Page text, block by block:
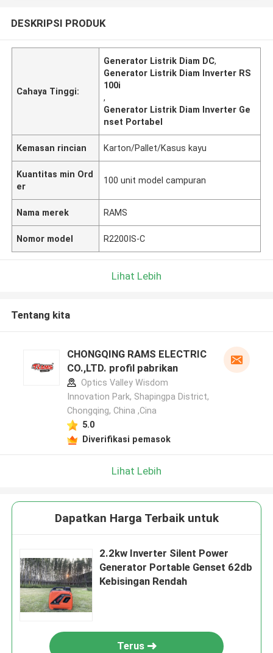
DESKRIPSI PRODUK
Cahaya Tinggi:
Generator Listrik Diam DC,
Generator Listrik Diam Inverter RS
100i
,
Generator Listrik Diam Inverter Ge
nset Portabel
Kemasan rincian Karton/Pallet/Kasus kayu
Kuantitas min Ord
er
100 unit model campuran
Nama merek RAMS
Nomor model R2200IS-C
Lihat Lebih
Tentang kita
CHONGQING RAMS ELECTRIC
CO.,LTD. profil pabrikan
Optics Valley Wisdom
Innovation Park, Shapingpa District,
Chongqing, China ,Cina
5.0
Diverifikasi pemasok
Lihat Lebih
Dapatkan Harga Terbaik untuk
2.2kw Inverter Silent Power
Generator Portable Genset 62db
Kebisingan Rendah
Terus